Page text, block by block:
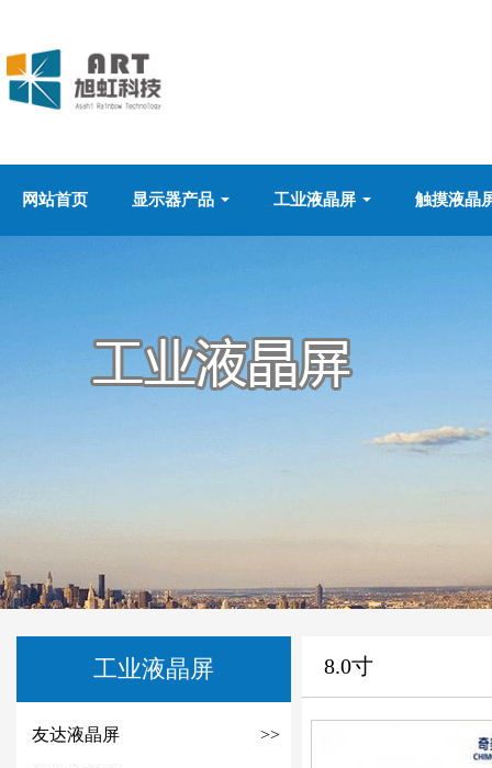
网站首页 显示器产品 工业液晶屏 触摸液晶
工业液晶屏
友达液晶屏 >>
8.0寸